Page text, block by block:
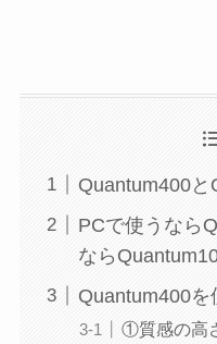
Quantum400と
PCで使うなら
なら
Quantum400を
①質感の高